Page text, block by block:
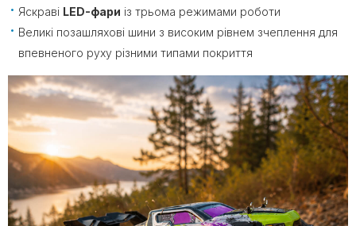
Яскраві LED-фари із трьома режимами роботи
Великі позашляхові шини з високим рівнем зчеплення для
впевненого руху різними типами покриття